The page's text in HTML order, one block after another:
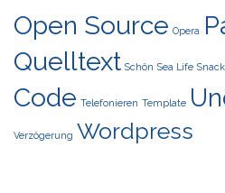
Open Source Opera
Quelltext Schön Sea Life Snack
Code Telefonieren Template
Verzögerung Wordpress